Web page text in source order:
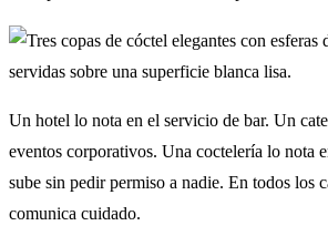
Un hotel lo nota en el servicio de bar. Un
eventos corporativos. Una coctelería lo nota
sube sin pedir permiso a nadie. En todos los
comunica cuidado.